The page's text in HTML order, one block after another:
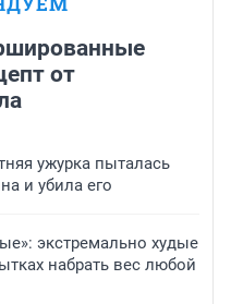
от
ужурка пыталась
и убила его
экстремально худые
набрать вес любой